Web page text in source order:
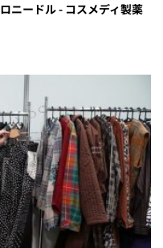
ニードル - コスメディ製薬